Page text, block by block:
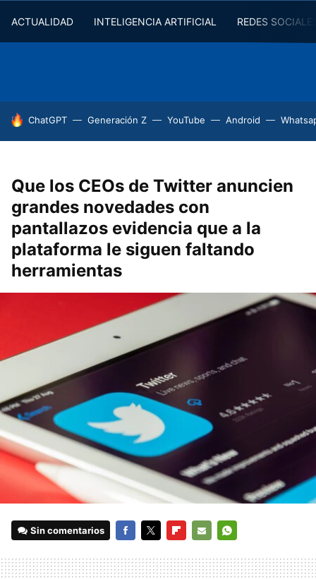
ACTUALIDAD INTELIGENCIA ARTIFICIAL REDES
HOY SE HABLA DE
ChatGPT Generación Z YouTube Android
Que los CEOs de Twitter anuncien
grandes novedades con
pantallazos evidencia que a la
plataforma le siguen faltando
herramientas
Sin comentarios
MAIL